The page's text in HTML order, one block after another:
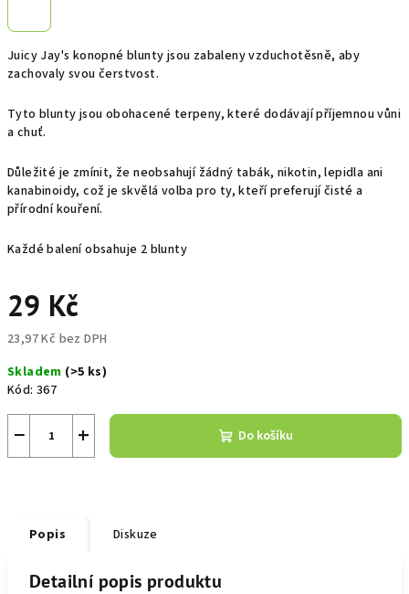
Juicy Jay's konopné blunty jsou zabaleny vzduchotěsně, aby
zachovaly svou čerstvost.
Tyto blunty jsou obohacené terpeny, které dodávají příjemnou vůni
a chuť.
Důležité je zmínit, že neobsahují žádný tabák, nikotin, lepidla ani
kanabinoidy, což je skvělá volba pro ty, kteří preferují čisté a
přírodní kouření.
Každé balení obsahuje 2 blunty
29 Kč
23,97 Kč bez DPH
cena:
Skladem (>5 ks)
Kód: 367
+
− Do košíku
Popis Diskuze
Detailní popis produktu